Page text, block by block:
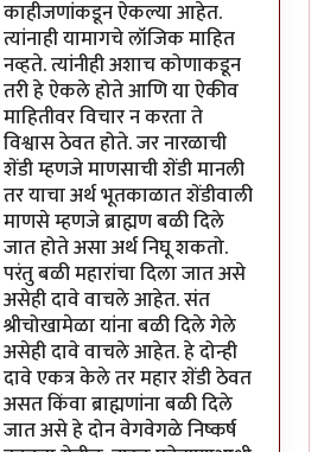
काहीजणांकडून ऐकल्या आहेत.
त्यांनाही यामागचे लॉजिक माहित
नव्हते. त्यांनीही अशाच कोणाकडून
तरी हे ऐकले होते आणि या ऐकीव
माहितीवर विचार न करता ते
विश्वास ठेवत होते. जर नारळाची
शेंडी म्हणजे माणसाची शेंडी मानली
तर याचा अर्थ भूतकाळात शेंडीवाली
माणसे म्हणजे ब्राह्मण बळी दिले
जात होते असा अर्थ निघू शकतो.
परंतु बळी महारांचा दिला जात असे
असेही दावे वाचले आहेत. संत
श्रीचोखामेळा यांना बळी दिले गेले
असेही दावे वाचले आहेत. हे दोन्ही
दावे एकत्र केले तर महार शेंडी ठेवत
असत किंवा ब्राह्मणांना बळी दिले
जात असे हे दोन वेगवेगळे निष्कर्ष